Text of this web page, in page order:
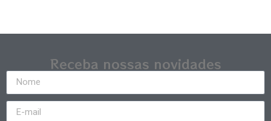
Receba nossas novidades